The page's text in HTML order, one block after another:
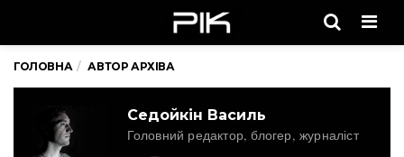
ГОЛОВНА АВТОР АРХІВА
Седойкін Василь
Головний редактор, блогер, журналіст